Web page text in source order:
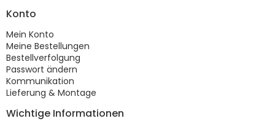
Konto
Mein Konto
Meine Bestellungen
Bestellverfolgung
Passwort ändern
Kommunikation
Lieferung & Montage
Wichtige Informationen